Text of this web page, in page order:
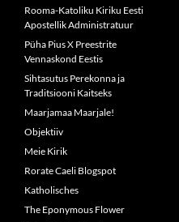
Rooma-Katoliku Kiriku Eesti
Apostellik Administratuur
Püha Pius X Preestrite
Vennaskond Eestis
Sihtasutus Perekonna ja
Traditsiooni Kaitseks
Maarjamaa Maarjale!
Objektiiv
Meie Kirik
Rorate Caeli Blogspot
Katholisches
The Eponymous Flower